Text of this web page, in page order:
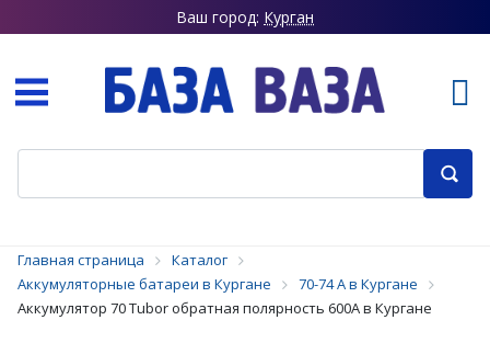
Ваш город: Курган
Главная страница
Каталог
Аккумуляторные батареи в Кургане
70-74 А в Кургане
Аккумулятор 70 Tubor обратная полярность 600А в Кургане